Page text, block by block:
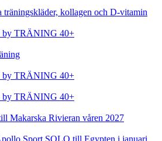
träningskläder, kollagen och D-vitamin
by TRÄNING 40+
by TRÄNING 40+
by TRÄNING 40+
Makarska Rivieran våren 2027
Sport SOLO till Egypten i januari